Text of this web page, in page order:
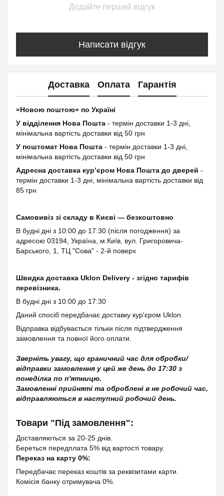
Додайте перший відгук
Написати відгук
Доставка Оплата Гарантія
«Новою поштою» по Україні
У відділення Нова Пошта - термін доставки 1-3 дні,
мінімальна вартість доставки від 50 грн
У поштомат Нова Пошта - термін доставки 1-3 дні,
мінімальна вартість доставки від 50 грн
Адресна доставка курʼєром Нова Пошта до дверей -
термін доставки 1-3 дні, мінімальна вартість доставки від
85 грн
Самовивіз зі складу в Києві — безкоштовно
В будні дні з 10:00 до 17:30 (після погодження) за
адресою 03194, Україна, м.Київ, вул. Григоровича-
Барського, 1, ТЦ "Сова" - 2-й поверх
Швидка доставка Uklon Delivery - згідно тарифів
перевізника.
В будні дні з 10:00 до 17:30
Даний спосіб передбачає доставку кур'єром Uklon.
Відправка відбувається тільки після підтвердження
замовлення та повної його оплати.
Зверніть увагу, що граничний час для обробки/
відправки замовлення у цей же день до 17:30 з
понеділка по п'ятницю.
Замовленні прийняті та оброблені в не робочий час,
відправляються в наступний робочий день.
Товари "Під замовлення":
Доставляються за 20-25 днів.
Береться передплата 5% від вартості товару.
Переказ на карту 0%:
Передбачає переказ коштів за реквізитами карти.
Комісія банку отримувача 0%.